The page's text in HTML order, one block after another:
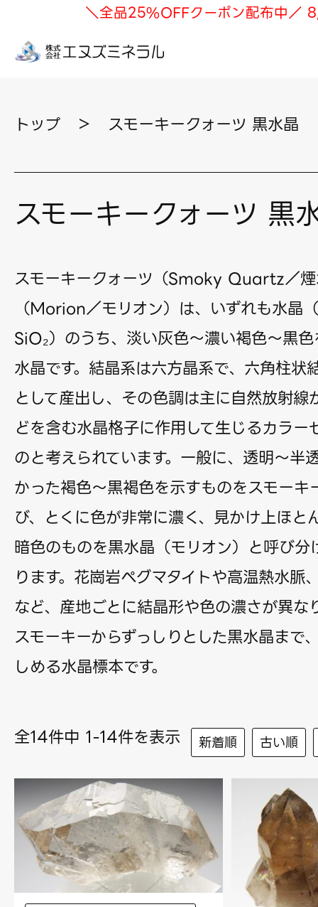
＼全品25%OFFクーポン配布中／
トップ ＞ スモーキークォーツ 黒水晶
スモーキークォーツ 黒
スモーキークォーツ（Smoky Quartz／
（Morion／モリオン）は、いずれも水晶
SiO₂）のうち、淡い灰色〜濃い褐色〜黒
水晶です。結晶系は六方晶系で、六角柱状
として産出し、その色調は主に自然放射線
どを含む水晶格子に作用して生じるカラー
のと考えられています。一般に、透明〜半
かった褐色〜黒褐色を示すものをスモーキ
び、とくに色が非常に濃く、見かけ上ほと
暗色のものを黒水晶（モリオン）と呼び分
ります。花崗岩ペグマタイトや高温熱水脈
など、産地ごとに結晶形や色の濃さが異な
スモーキーからずっしりとした黒水晶まで
しめる水晶標本です。
全14件中 1-14件を表示 新着順 古い順